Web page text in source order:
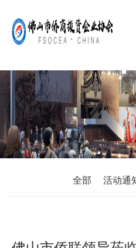
全部 活动通